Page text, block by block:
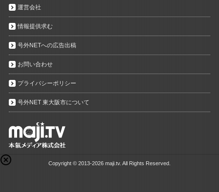
運営会社
情報提供求む
号外NETへの広告出稿
お問い合わせ
プライバシーポリシー
号外NET 東大阪市について
Copyright © 2013-2026 maji.tv. All Rights Reserved.